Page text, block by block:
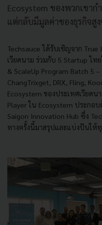
Ecosystem ของพวกเขา
แต่กลับมีมูลค่าของธุรกิจสู
Techsauce ได้รับเชิญจาก
เวียดนาม ร่วมกับ 5 Startup ไท
& ScaleUp Program Batch 5
ChangTrixget, DRX, Fling,
Ecosystem ของประเทศเวียดน
Player ใน Ecosystem ประกอ
Saigon Innovation Hub ซึ่ง
ทางครั้งนี้มาสรุปและแบ่งปันให้